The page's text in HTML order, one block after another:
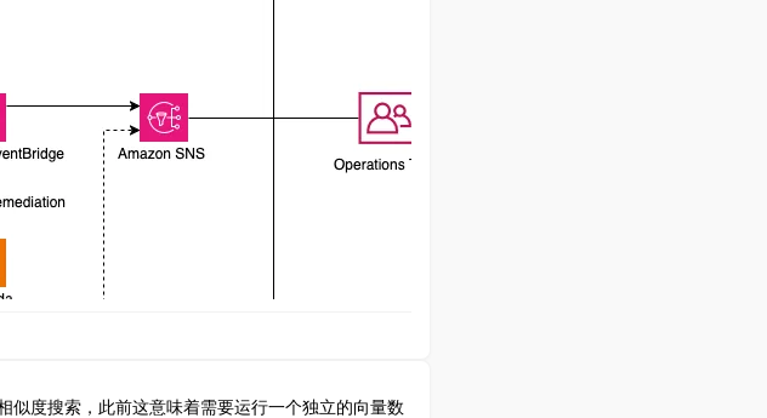
度搜索，此前这意味着需要运行一个独立的向量数